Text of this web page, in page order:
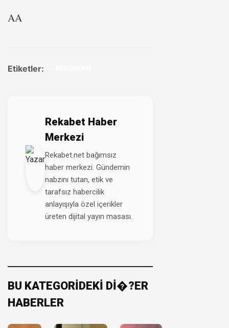
AA
Etiketler:
Rekabet Haber
Merkezi
Rekabet.net bağımsız
haber merkezi. Gündemin
nabzını tutan, etik ve
tarafsız habercilik
anlayışıyla özel içerikler
üreten dijital yayın masası.
BU KATEGORİDEKİ Dİ�?ER
HABERLER